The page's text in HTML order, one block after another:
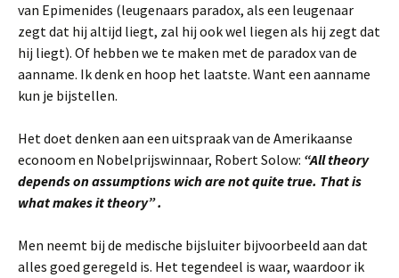
van Epimenides (leugenaars paradox, als een leugenaar
zegt dat hij altijd liegt, zal hij ook wel liegen als hij zegt dat
hij liegt). Of hebben we te maken met de paradox van de
aanname. Ik denk en hoop het laatste. Want een aanname
kun je bijstellen.
Het doet denken aan een uitspraak van de Amerikaanse
econoom en Nobelprijswinnaar, Robert Solow: “All theory
depends on assumptions wich are not quite true. That is
what makes it theory” .
Men neemt bij de medische bijsluiter bijvoorbeeld aan dat
alles goed geregeld is. Het tegendeel is waar, waardoor ik